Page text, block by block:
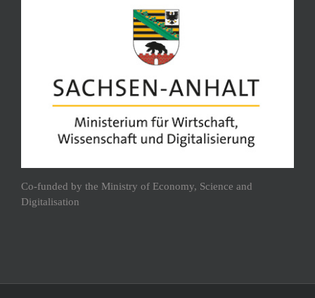
Co-funded by the Ministry of Economy, Science and
Digitalisation